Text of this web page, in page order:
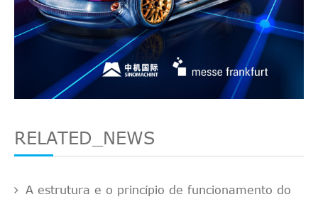
RELATED_NEWS
A estrutura e o princípio de funcionamento do